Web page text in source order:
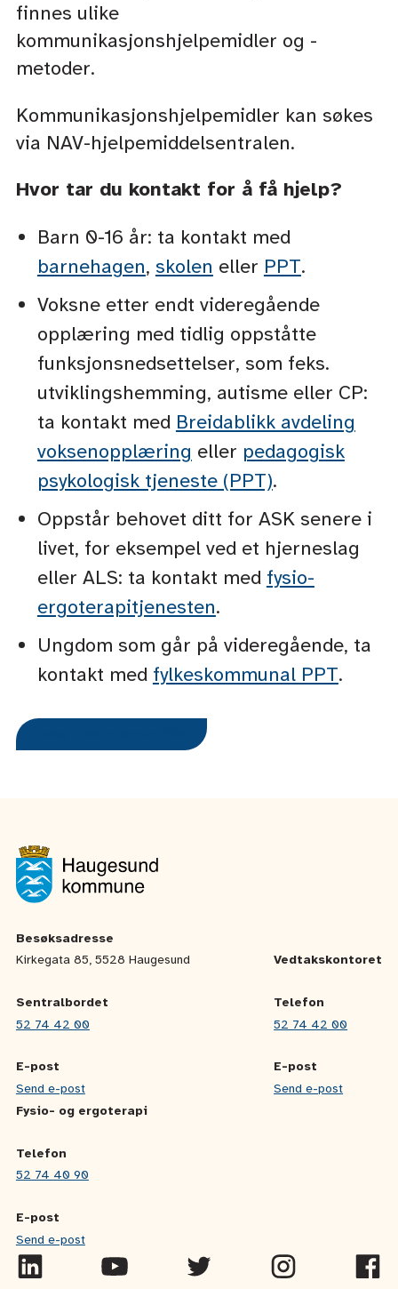
finnes ulike
kommunikasjonshjelpemidler og -
metoder.
Kommunikasjonshjelpemidler kan søkes
via NAV-hjelpemiddelsentralen.
Hvor tar du kontakt for å få hjelp?
Barn 0-16 år: ta kontakt med
barnehagen, skolen eller PPT.
Voksne etter endt videregående
opplæring med tidlig oppståtte
funksjonsnedsettelser, som feks.
utviklingshemming, autisme eller CP:
ta kontakt med Breidablikk avdeling
voksenopplæring eller pedagogisk
psykologisk tjeneste (PPT).
Oppstår behovet ditt for ASK senere i
livet, for eksempel ved et hjerneslag
eller ALS: ta kontakt med fysio-
ergoterapitjenesten.
Ungdom som går på videregående, ta
kontakt med fylkeskommunal PPT.
Besøksadresse
Kirkegata 85, 5528 Haugesund
Sentralbordet
52 74 42 00
E-post
Send e-post
Vedtakskontoret
Telefon
52 74 42 00
E-post
Send e-post
Fysio- og ergoterapi
Telefon
52 74 40 90
E-post
Send e-post